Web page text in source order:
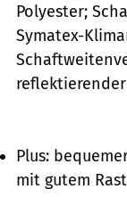
Polyester;
Symatex-
Plus:
mit gutem